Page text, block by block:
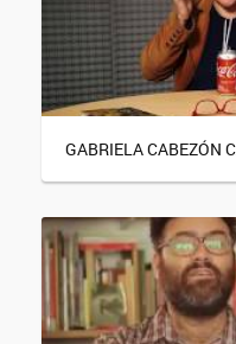
GABRIELA CABEZÓN